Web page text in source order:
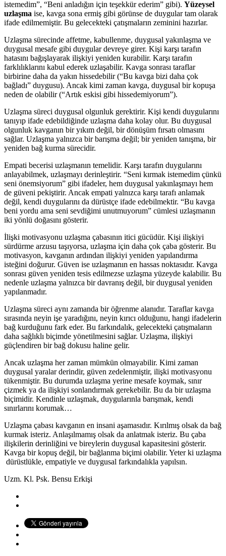
istemedim”, “Beni anladığın için teşekkür ederim” gibi). Yüzeysel
uzlaşma ise, kavga sona ermiş gibi görünse de duygular tam olarak
ifade edilmemiştir. Bu gelecekteki çatışmaların zeminini hazırlar.
Uzlaşma sürecinde affetme, kabullenme, duygusal yakınlaşma ve
duygusal mesafe gibi duygular devreye girer. Kişi karşı tarafın
hatasını bağışlayarak ilişkiyi yeniden kurabilir. Karşı tarafın
farklılıklarını kabul ederek uzlaşabilir. Kavga sonrası taraflar
birbirine daha da yakın hissedebilir (“Bu kavga bizi daha çok
bağladı” duygusu). Ancak kimi zaman kavga, duygusal bir kopuşa
neden de olabilir (“Artık eskisi gibi hissedemiyorum”).
Uzlaşma süreci duygusal olgunluk gerektirir. Kişi kendi duygularını
tanıyıp ifade edebildiğinde uzlaşma daha kolay olur. Bu duygusal
olgunluk kavganın bir yıkım değil, bir dönüşüm fırsatı olmasını
sağlar. Uzlaşma yalnızca bir barışma değil; bir yeniden tanışma, bir
yeniden bağ kurma sürecidir.
Empati becerisi uzlaşmanın temelidir. Karşı tarafın duygularını
anlayabilmek, uzlaşmayı derinleştirir. “Seni kırmak istemedim çünkü
seni önemsiyorum” gibi ifadeler, hem duygusal yakınlaşmayı hem
de güveni pekiştirir. Ancak empati yalnızca karşı tarafı anlamak
değil, kendi duygularını da dürüstçe ifade edebilmektir. “Bu kavga
beni yordu ama seni sevdiğimi unutmuyorum” cümlesi uzlaşmanın
iki yönlü doğasını gösterir.
İlişki motivasyonu uzlaşma çabasının itici gücüdür. Kişi ilişkiyi
sürdürme arzusu taşıyorsa, uzlaşma için daha çok çaba gösterir. Bu
motivasyon, kavganın ardından ilişkiyi yeniden yapılandırma
isteğini doğurur. Güven ise uzlaşmanın en hassas noktasıdır. Kavga
sonrası güven yeniden tesis edilmezse uzlaşma yüzeyde kalabilir. Bu
nedenle uzlaşma yalnızca bir davranış değil, bir duygusal yeniden
yapılanmadır.
Uzlaşma süreci aynı zamanda bir öğrenme alanıdır. Taraflar kavga
sırasında neyin işe yaradığını, neyin kırıcı olduğunu, hangi ifadelerin
bağ kurduğunu fark eder. Bu farkındalık, gelecekteki çatışmaların
daha sağlıklı biçimde yönetilmesini sağlar. Uzlaşma, ilişkiyi
güçlendiren bir bağ dokusu haline gelir.
Ancak uzlaşma her zaman mümkün olmayabilir. Kimi zaman
duygusal yaralar derindir, güven zedelenmiştir, ilişki motivasyonu
tükenmiştir. Bu durumda uzlaşma yerine mesafe koymak, sınır
çizmek ya da ilişkiyi sonlandırmak gerekebilir. Bu da bir uzlaşma
biçimidir. Kendinle uzlaşmak, duygularınla barışmak, kendi
sınırlarını korumak…
Uzlaşma çabası kavganın en insani aşamasıdır. Kırılmış olsak da bağ
kurmak isteriz. Anlaşılmamış olsak da anlatmak isteriz. Bu çaba
ilişkilerin derinliğini ve bireylerin duygusal kapasitesini gösterir.
Kavga bir kopuş değil, bir bağlanma biçimi olabilir. Yeter ki uzlaşma
dürüstlükle, empatiyle ve duygusal farkındalıkla yapılsın.
Uzm. Kl. Psk. Bensu Erkişi